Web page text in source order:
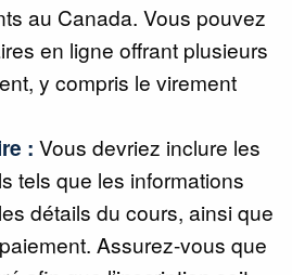
au Canada. Vous pouvez
en ligne offrant plusieurs
y compris le virement
: Vous devriez inclure les
tels que les informations
détails du cours, ainsi que
Assurez-vous que